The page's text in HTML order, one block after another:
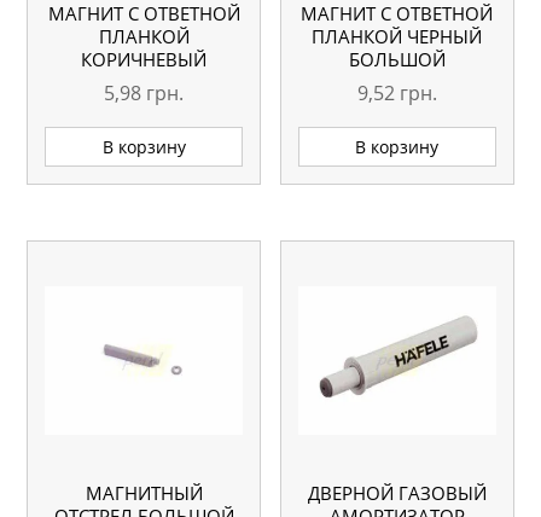
МАГНИТ С ОТВЕТНОЙ
ПЛАНКОЙ
КОРИЧНЕВЫЙ
5,98 грн.
В корзину
МАГНИТ С ОТВЕТНОЙ
ПЛАНКОЙ ЧЕРНЫЙ
БОЛЬШОЙ
9,52 грн.
В корзину
МАГНИТНЫЙ
ДВЕРНОЙ ГАЗОВЫЙ